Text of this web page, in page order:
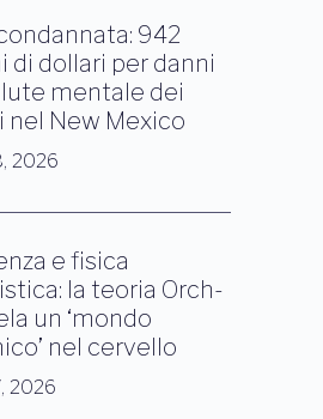
942
di dollari per danni
mentale dei
nel New Mexico
2026
e fisica
la teoria Orch-
un ‘mondo
nel cervello
2026